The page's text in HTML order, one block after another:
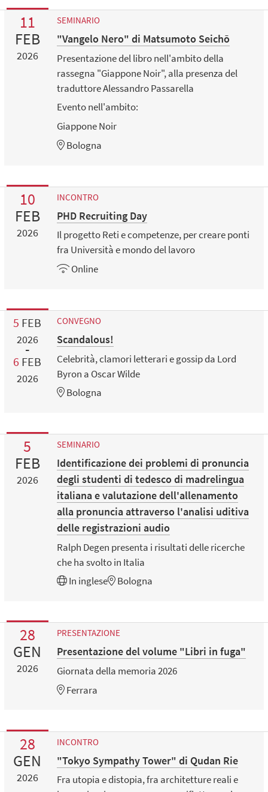
11
FEB
2026
SEMINARIO
"Vangelo Nero" di Matsumoto Seichō
Presentazione del libro nell'ambito della
rassegna "Giappone Noir", alla presenza del
traduttore Alessandro Passarella
Evento nell'ambito:
Giappone Noir
Bologna
10
FEB
2026
INCONTRO
PHD Recruiting Day
Il progetto Reti e competenze, per creare ponti
fra Università e mondo del lavoro
Online
5 FEB
2026
6 FEB
2026
CONVEGNO
Scandalous!
Celebrità, clamori letterari e gossip da Lord
Byron a Oscar Wilde
Bologna
5
FEB
2026
SEMINARIO
Identificazione dei problemi di pronuncia
degli studenti di tedesco di madrelingua
italiana e valutazione dell'allenamento
alla pronuncia attraverso l'analisi uditiva
delle registrazioni audio
Ralph Degen presenta i risultati delle ricerche
che ha svolto in Italia
In inglese Bologna
28
GEN
2026
PRESENTAZIONE
Presentazione del volume "Libri in fuga"
Giornata della memoria 2026
Ferrara
28
GEN
2026
INCONTRO
"Tokyo Sympathy Tower" di Qudan Rie
Fra utopia e distopia, fra architetture reali e